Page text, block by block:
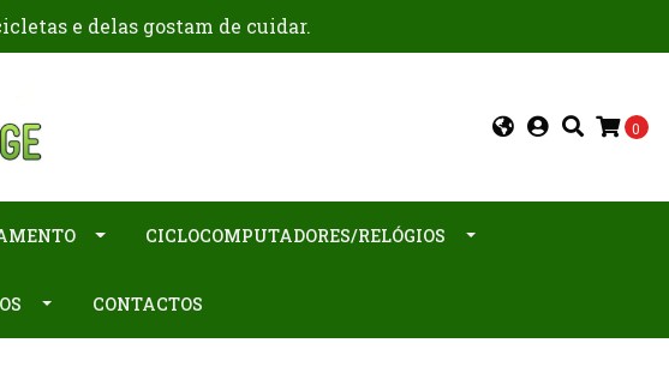
e delas gostam de cuidar.
0
CICLOCOMPUTADORES/RELÓGIOS
CONTACTOS